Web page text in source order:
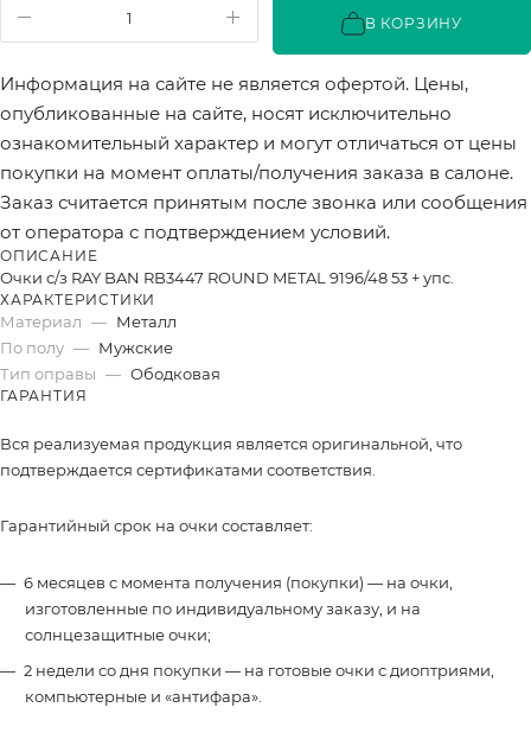
В КОРЗИНУ
Информация на сайте не является офертой. Цены,
опубликованные на сайте, носят исключительно
ознакомительный характер и могут отличаться от цены
покупки на момент оплаты/получения заказа в салоне.
Заказ считается принятым после звонка или сообщения
от оператора с подтверждением условий.
ОПИСАНИЕ
Очки с/з RAY BAN RB3447 ROUND METAL 9196/48 53 + упс.
ХАРАКТЕРИСТИКИ
Материал — Металл
По полу — Мужские
Тип оправы — Ободковая
ГАРАНТИЯ
Вся реализуемая продукция является оригинальной, что
подтверждается сертификатами соответствия.
Гарантийный срок на очки составляет:
6 месяцев с момента получения (покупки) — на очки,
изготовленные по индивидуальному заказу, и на
солнцезащитные очки;
2 недели со дня покупки — на готовые очки с диоптриями,
компьютерные и «антифара».